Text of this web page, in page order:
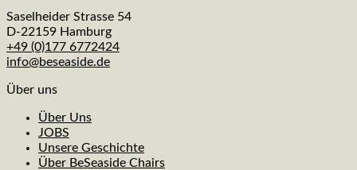
Saselheider Strasse 54
D-22159 Hamburg
+49 (0)177 6772424
info@beseaside.de
Über uns
Über Uns
JOBS
Unsere Geschichte
Über BeSeaside Chairs